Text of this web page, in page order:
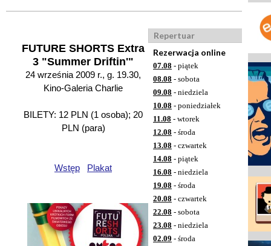
FUTURE SHORTS Extra
3 "Summer Driftin'"
24 września 2009 r., g. 19.30,
Kino-Galeria Charlie
BILETY: 12 PLN (1 osoba); 20
PLN (para)
Wstęp Plakat
Repertuar
Rezerwacja online
07.08 - piątek
08.08 - sobota
09.08 - niedziela
10.08 - poniedziałek
11.08 - wtorek
12.08 - środa
13.08 - czwartek
14.08 - piątek
16.08 - niedziela
19.08 - środa
20.08 - czwartek
22.08 - sobota
23.08 - niedziela
02.09 - środa